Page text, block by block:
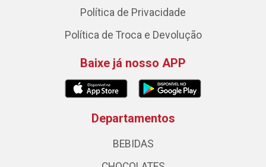
Política de Privacidade
Política de Troca e Devolução
Baixe já nosso APP
Departamentos
BEBIDAS